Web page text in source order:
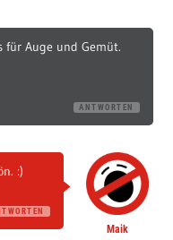
für Auge und Gemüt.
ANTWORTEN
Maik
:)